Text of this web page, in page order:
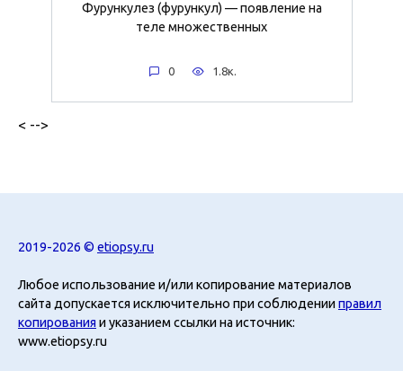
Фурункулез (фурункул) — появление на
теле множественных
0 1.8к.
< -->
2019-2026 © etiopsy.ru
Любое использование и/или копирование материалов
сайта допускается исключительно при соблюденииправил
копирования и указанием ссылки на источник:
www.etiopsy.ru